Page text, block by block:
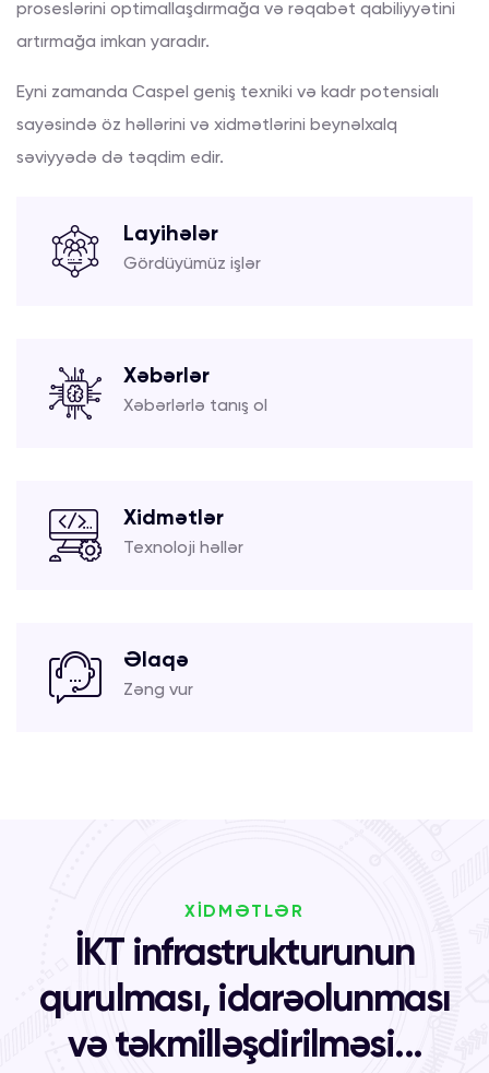
proseslərini optimallaşdırmağa və rəqabət qabiliyyətini
artırmağa imkan yaradır.
Eyni zamanda Caspel geniş texniki və kadr potensialı
sayəsində öz həllərini və xidmətlərini beynəlxalq
səviyyədə də təqdim edir.
Layihələr
Gördüyümüz işlər
Xəbərlər
Xəbərlərlə tanış ol
Xidmətlər
Texnoloji həllər
Əlaqə
Zəng vur
XİDMƏTLƏR
İKT infrastrukturunun
qurulması, idarəolunması
və təkmilləşdirilməsi...